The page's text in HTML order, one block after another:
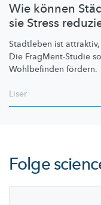
Wie können
sie Stress
Stadtleben ist
Die FragMent-Studie
Wohlbefinden fördern.
Liser
Folge